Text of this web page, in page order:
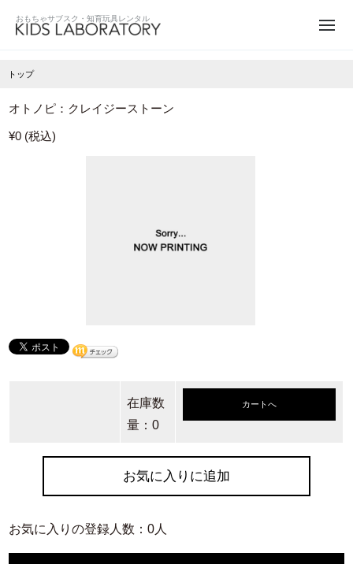
トップ
オトノピ：クレイジーストーン
¥0 (税込)
在庫数
量：0
カートへ
お気に入りに追加
お気に入りの登録人数：0人